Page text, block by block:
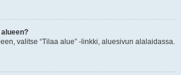
valitse “Tilaa alue” -linkki, aluesivun alalaidassa.